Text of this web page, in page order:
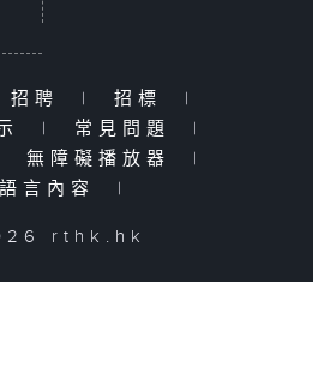
招聘 | 招標
|
| 常見問題
|
無障礙播放器
|
言內容
|
rthk.hk